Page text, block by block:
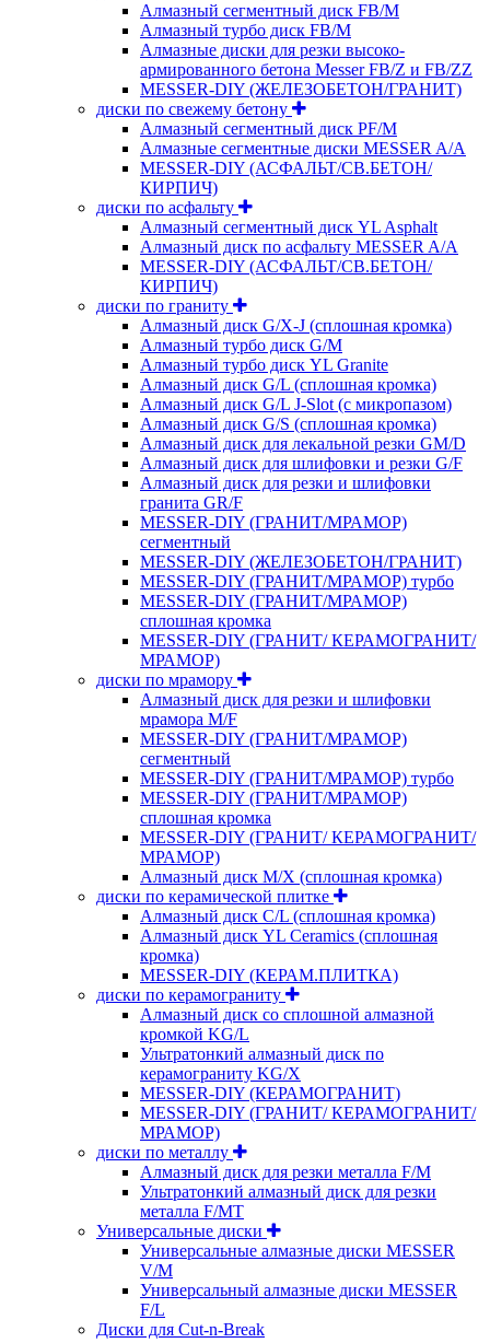
Алмазный сегментный диск FB/M
Алмазный турбо диск FB/M
Алмазные диски для резки высоко-
армированного бетона Messer FB/Z и FB/ZZ
MESSER-DIY (ЖЕЛЕЗОБЕТОН/ГРАНИТ)
диски по свежему бетону
Алмазный сегментный диск PF/M
Алмазные сегментные диски MESSER A/A
MESSER-DIY (АСФАЛЬТ/СВ.БЕТОН/
КИРПИЧ)
диски по асфальту
Алмазный сегментный диск YL Asphalt
Алмазный диск по асфальту MESSER A/A
MESSER-DIY (АСФАЛЬТ/СВ.БЕТОН/
КИРПИЧ)
диски по граниту
Алмазный диск G/X-J (сплошная кромка)
Алмазный турбо диск G/M
Алмазный турбо диск YL Granite
Алмазный диск G/L (сплошная кромка)
Алмазный диск G/L J-Slot (с микропазом)
Алмазный диск G/S (сплошная кромка)
Алмазный диск для лекальной резки GM/D
Алмазный диск для шлифовки и резки G/F
Алмазный диск для резки и шлифовки
гранита GR/F
MESSER-DIY (ГРАНИТ/МРАМОР)
сегментный
MESSER-DIY (ЖЕЛЕЗОБЕТОН/ГРАНИТ)
MESSER-DIY (ГРАНИТ/МРАМОР) турбо
MESSER-DIY (ГРАНИТ/МРАМОР)
сплошная кромка
MESSER-DIY (ГРАНИТ/ КЕРАМОГРАНИТ/
МРАМОР)
диски по мрамору
Алмазный диск для резки и шлифовки
мрамора M/F
MESSER-DIY (ГРАНИТ/МРАМОР)
сегментный
MESSER-DIY (ГРАНИТ/МРАМОР) турбо
MESSER-DIY (ГРАНИТ/МРАМОР)
сплошная кромка
MESSER-DIY (ГРАНИТ/ КЕРАМОГРАНИТ/
МРАМОР)
Алмазный диск M/X (сплошная кромка)
диски по керамической плитке
Алмазный диск C/L (сплошная кромка)
Алмазный диск YL Ceramics (сплошная
кромка)
MESSER-DIY (КЕРАМ.ПЛИТКА)
диски по керамограниту
Алмазный диск со сплошной алмазной
кромкой KG/L
Ультратонкий алмазный диск по
керамограниту KG/X
MESSER-DIY (КЕРАМОГРАНИТ)
MESSER-DIY (ГРАНИТ/ КЕРАМОГРАНИТ/
МРАМОР)
диски по металлу
Алмазный диск для резки металла F/M
Ультратонкий алмазный диск для резки
металла F/MT
Универсальные диски
Универсальные алмазные диски MESSER
V/M
Универсальный алмазные диски MESSER
F/L
Диски для Cut-n-Break